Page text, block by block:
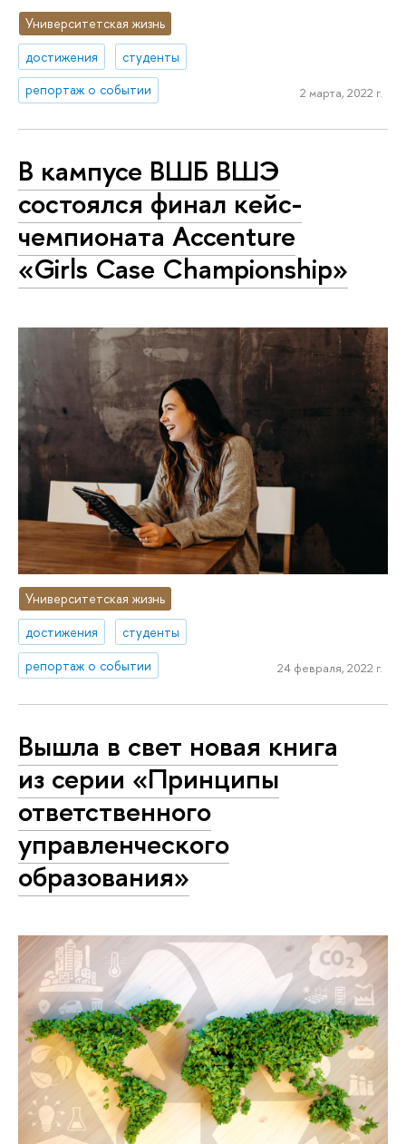
Университетская жизнь
достижения
студенты
репортаж о событии
2 марта, 2022 г.
В кампусе ВШБ ВШЭ
состоялся финал кейс-
чемпионата Accenture
«Girls Case Championship»
Университетская жизнь
достижения
студенты
репортаж о событии
24 февраля, 2022 г.
Вышла в свет новая книга
из серии «Принципы
ответственного
управленческого
образования»